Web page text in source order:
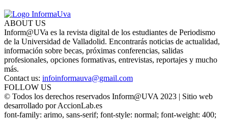
ABOUT US
Inform@UVa es la revista digital de los estudiantes de Periodismo
de la Universidad de Valladolid. Encontrarás noticias de actualidad,
información sobre becas, próximas conferencias, salidas
profesionales, opciones formativas, entrevistas, reportajes y mucho
más.
Contact us: infoinformauva@gmail.com
FOLLOW US
© Todos los derechos reservados Inform@UVA 2023 | Sitio web
desarrollado por AccionLab.es
font-family: arimo, sans-serif; font-style: normal; font-weight: 400;